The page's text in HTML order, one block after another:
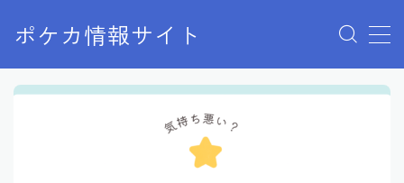
ポケカ情報サイト
MENU
Home
プライバシーポリシー